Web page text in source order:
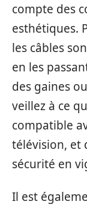
compte des
esthétiques.
les câbles
en les
des gaines
veillez à ce
compatible
télévision, et
sécurité en
Il est